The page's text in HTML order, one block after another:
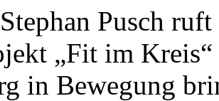
Pusch
„Fit im
in Bewegung